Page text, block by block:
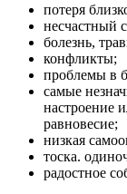
потеря
несчастный
болезнь,
конфликты;
проблемы в
самые
настроение
равновесие;
низкая
тоска.
радостное